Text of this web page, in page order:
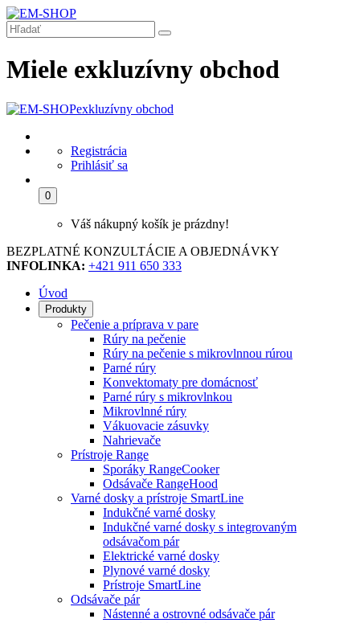
Miele exkluzívny obchod
exkluzívny obchod
Registrácia
Prihlásiť sa
0
Váš nákupný košík je prázdny!
BEZPLATNÉ KONZULTÁCIE A OBJEDNÁVKY
INFOLINKA: +421 911 650 333
Úvod
Produkty
Pečenie a príprava v pare
Rúry na pečenie
Rúry na pečenie s mikrovlnnou rúrou
Parné rúry
Konvektomaty pre domácnosť
Parné rúry s mikrovlnkou
Mikrovlnné rúry
Vákuovacie zásuvky
Nahrievače
Prístroje Range
Sporáky RangeCooker
Odsávače RangeHood
Varné dosky a prístroje SmartLine
Indukčné varné dosky
Indukčné varné dosky s integrovaným
odsávačom pár
Elektrické varné dosky
Plynové varné dosky
Prístroje SmartLine
Odsávače pár
Nástenné a ostrovné odsávače pár